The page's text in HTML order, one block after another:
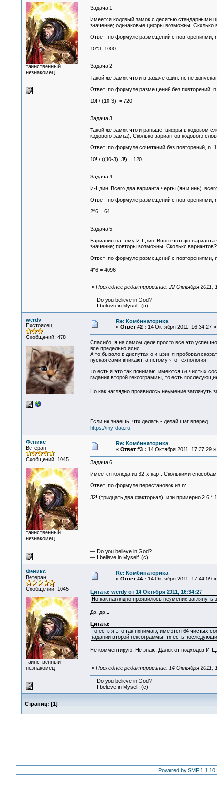
таинственный
незнакомец
Задача 1.
Имеется кодовый замок с десятью стандарными
значение; одинаковые цифры возможны. Сколько
Ответ: по формуле размещений с повторениями,
10^3=1000
Задача 2.
Такой же замок что и в задаче один, но не
Ответ: по формуле размещений без повторений,
10! / (10-3)! = 720
Задача 3.
Такой же замок что и раньше; цифры в кодовом
кодового замка). Сколько вариантов кодового
Ответ: по формуле сочетаний без повторений,
10! / ((10-3)! 3!) = 120
Задача 4.
И-Цзин. Всего два варианта черты (ян и инь),
Ответ: по формуле размещений с повторениями,
2^6 = 64
Задача 5.
Вариация на тему И-Цзин. Всего четыре
значение; повторы возможны. Сколько вариантов?
Ответ: по формуле размещений с повторениями,
4^6 = 4096
« Последнее редактирование: 22 Октября 2011,
— Do you believe in God?
— I believe in Myself. (c)
werdy
Постоялец
Сообщений: 478
Re: Комбинаторика
« Ответ #2 : 14 Октября 2011, 16:34:27 »
Спасибо, я на самом деле просто все это
все предельно ясно.
А то бывало в диспутах о и-цзин я пробовал
пуская сами вникают, а потому что технология!
То есть я это так понимаю, имеются 64 чистых
гадании второй гексограммы, то есть
Но как наглядно проявилось неумение заглянуть
Если не знаешь, что делать - делай шаг вперед
https://my-dao.ru
Феникс
Ветеран
Сообщений: 1045
таинственный
незнакомец
Re: Комбинаторика
« Ответ #3 : 14 Октября 2011, 17:37:29 »
Задача 6.
Имеется колода из 32-х карт. Сколькими
Ответ: по формуле перестановок из n:
32! (тридцать два факториал), или примерно 2.6 *
— Do you believe in God?
— I believe in Myself. (c)
Феникс
Ветеран
Сообщений: 1045
таинственный
незнакомец
Re: Комбинаторика
« Ответ #4 : 14 Октября 2011, 17:44:09 »
Цитата: werdy от 14 Октября 2011, 16:34:27
Но как наглядно проявилось неумение заглянуть
Да, да...
Цитата:
То есть я это так понимаю, имеются 64 чистых
гадании второй гексограммы, то есть
Не комментирую. Не знаю. Далек от подходов И-
« Последнее редактирование: 14 Октября 2011,
— Do you believe in God?
— I believe in Myself. (c)
Страниц: [1]
Powered by SMF 1.1.10